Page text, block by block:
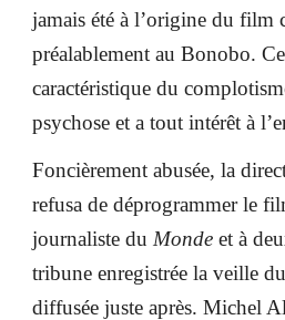
jamais été à l’origine du film
préalablement au Bonobo.
caractéristique du
psychose et a tout intérêt à
Foncièrement abusée, la
refusa de déprogrammer le
journaliste du Monde et à
tribune enregistrée la veille
diffusée juste après. Michel